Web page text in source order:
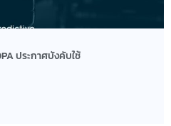
ประกาศบังคับใช้